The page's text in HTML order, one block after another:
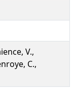
V.,
C.,